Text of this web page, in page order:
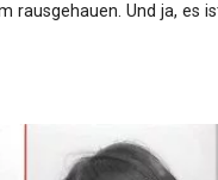
rausgehauen. Und ja, es